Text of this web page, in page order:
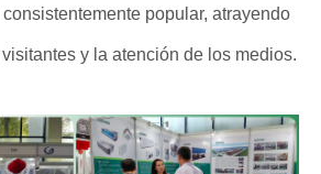
popular, atrayendo
y la atención de los medios.